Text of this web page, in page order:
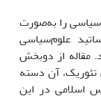
را به‌صورت
و اساتید علوم‌سیاسی
مقاله از دوبخش
آن دسته
اسلامی در این